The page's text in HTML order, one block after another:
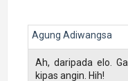
Agung Adiwangsa
Ah, daripada elo.
kipas angin. Hih!